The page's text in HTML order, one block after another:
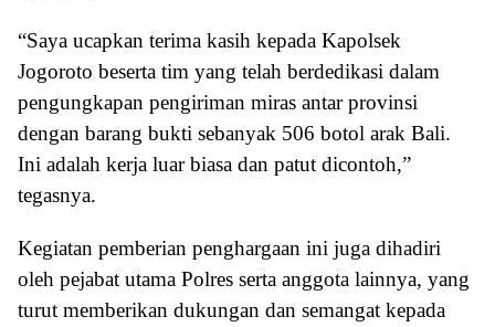
“Saya ucapkan terima kasih kepada Kapolsek
Jogoroto beserta tim yang telah berdedikasi dalam
pengungkapan pengiriman miras antar provinsi
dengan barang bukti sebanyak 506 botol arak Bali.
Ini adalah kerja luar biasa dan patut dicontoh,”
tegasnya.
Kegiatan pemberian penghargaan ini juga dihadiri
oleh pejabat utama Polres serta anggota lainnya, yang
turut memberikan dukungan dan semangat kepada